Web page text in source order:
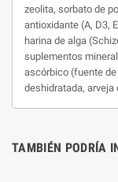
zeolita, sorbato de
antioxidante (A, D3,
harina de alga
suplementos
ascórbico (fuente de
deshidratada,
TAMBIÉN PODRÍA